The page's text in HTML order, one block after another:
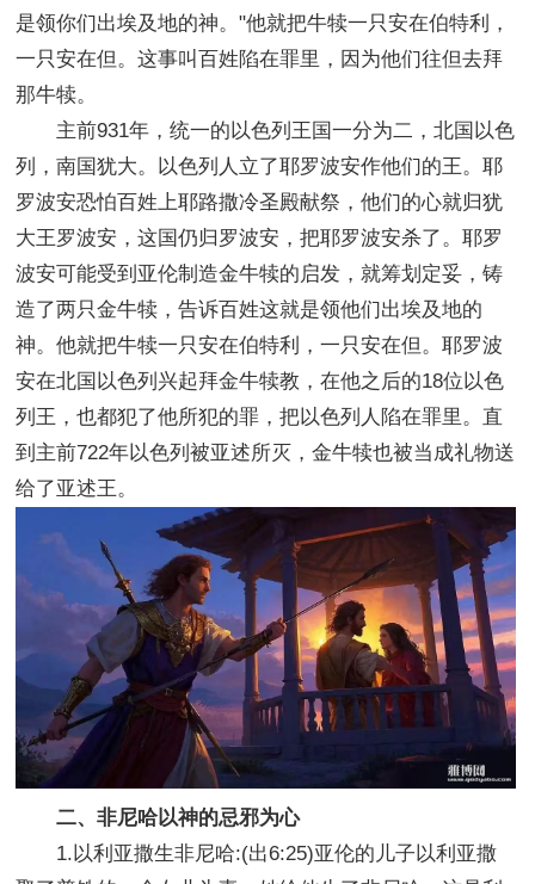
是领你们出埃及地的神。"他就把牛犊一只安在伯特利，
一只安在但。这事叫百姓陷在罪里，因为他们往但去拜
那牛犊。
主前931年，统一的以色列王国一分为二，北国以色
列，南国犹大。以色列人立了耶罗波安作他们的王。耶
罗波安恐怕百姓上耶路撒冷圣殿献祭，他们的心就归犹
大王罗波安，这国仍归罗波安，把耶罗波安杀了。耶罗
波安可能受到亚伦制造金牛犊的启发，就筹划定妥，铸
造了两只金牛犊，告诉百姓这就是领他们出埃及地的
神。他就把牛犊一只安在伯特利，一只安在但。耶罗波
安在北国以色列兴起拜金牛犊教，在他之后的18位以色
列王，也都犯了他所犯的罪，把以色列人陷在罪里。直
到主前722年以色列被亚述所灭，金牛犊也被当成礼物送
给了亚述王。
二、非尼哈以神的忌邪为心
1.以利亚撒生非尼哈:(出6:25)亚伦的儿子以利亚撒